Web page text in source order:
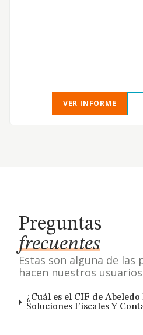
VER INFORME
Preguntas
frecuentes
Estas son alguna de las
hacen nuestros usuarios
¿Cuál es el CIF de
Soluciones Fiscales Y